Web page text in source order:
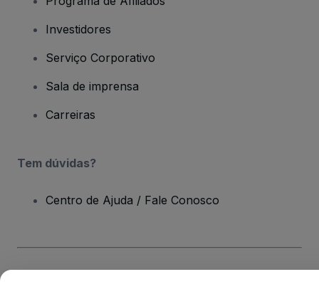
Investidores
Serviço Corporativo
Sala de imprensa
Carreiras
Tem dúvidas?
Centro de Ajuda / Fale Conosco